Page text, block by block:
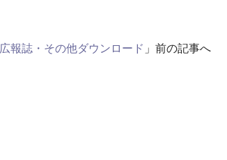
広報誌・その他ダウンロード 」前の記事へ